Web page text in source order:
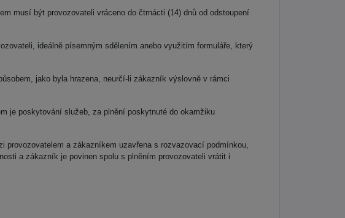
musí být provozovateli vráceno do čtrnácti (14) dnů od odstoupení
ideálně písemným sdělením anebo využitím formuláře, který
jako byla hrazena, neurčí-li zákazník výslovně v rámci
je poskytování služeb, za plnění poskytnuté do okamžiku
a zákazníkem uzavřena s rozvazovací podmínkou,
a zákazník je povinen spolu s plněním provozovateli vrátit i